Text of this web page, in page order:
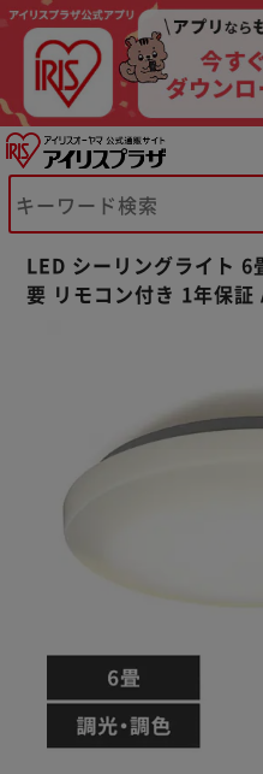
LED シーリングライト 6
要 リモコン付き 1年保証